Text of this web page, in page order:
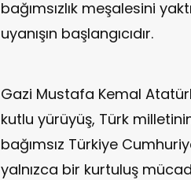
bağımsızlık meşalesini
uyanışın başlangıcıdır.
Gazi Mustafa Kemal
kutlu yürüyüş, Türk
bağımsız Türkiye
yalnızca bir kurtuluş